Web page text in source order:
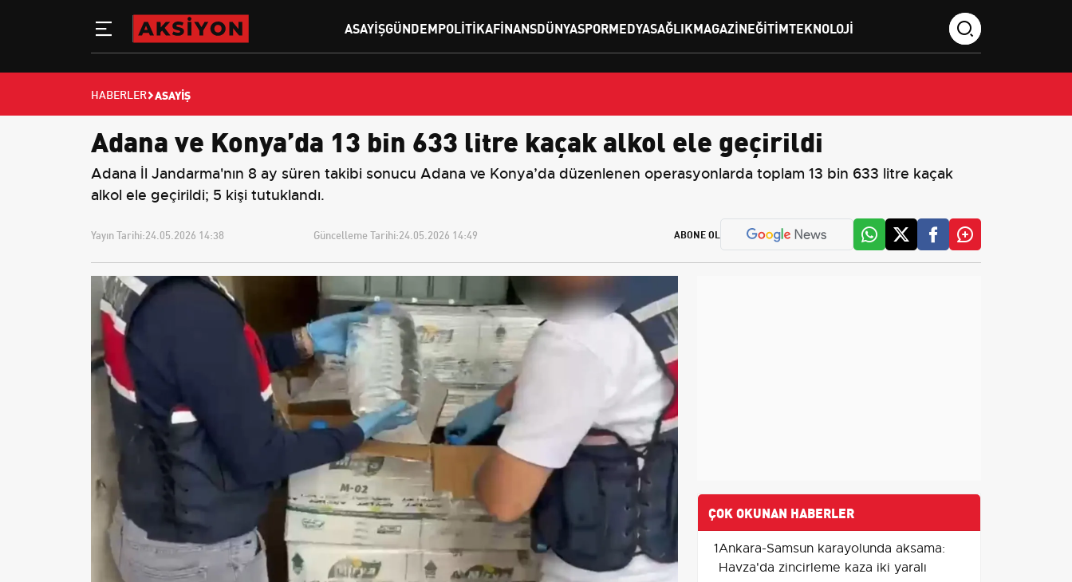
ASAYIŞGÜNDEMPOLITIKAFINANSDÜNYASPORMEDYASAĞLIKMAGAZINEĞITIMTEKNOLOJI
HABERLER ASAYIŞ
Adana ve Konya’da 13 bin 633 litre kaçak alkol ele geçirildi
Adana İl Jandarma'nın 8 ay süren takibi sonucu Adana ve Konya’da düzenlenen operasyonlarda toplam 13 bin 633 litre kaçak
alkol ele geçirildi; 5 kişi tutuklandı.
Yayın Tarihi:24.05.2026 14:38 Güncelleme Tarihi:24.05.2026 14:49 ABONE OL
ÇOK OKUNAN HABERLER
1Ankara-Samsun karayolunda aksama:
Havza'da zincirleme kaza iki yaralı